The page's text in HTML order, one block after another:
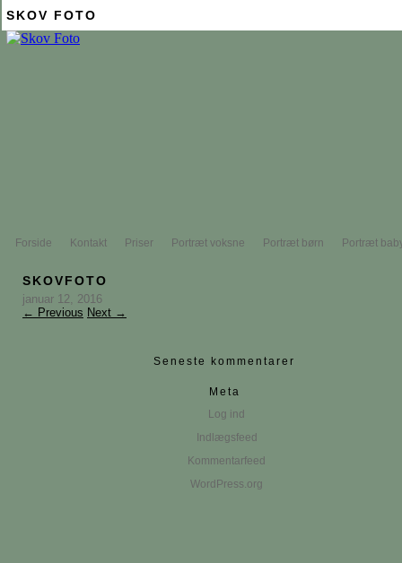
SKOV FOTO
Forside Kontakt Priser Portræt voksne Portræt børn Portræt
SKOVFOTO
januar 12, 2016
← Previous Next →
Seneste kommentarer
Meta
Log ind
Indlægsfeed
Kommentarfeed
WordPress.org